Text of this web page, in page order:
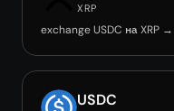
XRP
exchange USDC на XRP →
USDC